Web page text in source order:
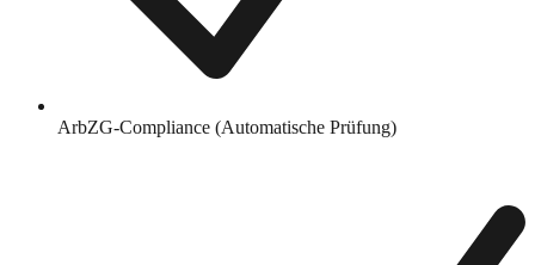
ArbZG-Compliance (Automatische Prüfung)